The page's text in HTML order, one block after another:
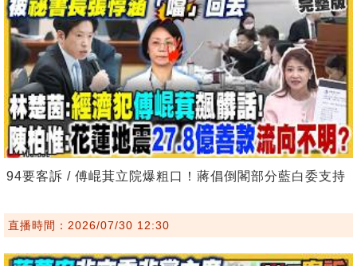
94要客訴 / 傅崐萁立院爆粗口！蔣倡倒閣部分藍白委支持
直播時間：2026/07/30 12:30